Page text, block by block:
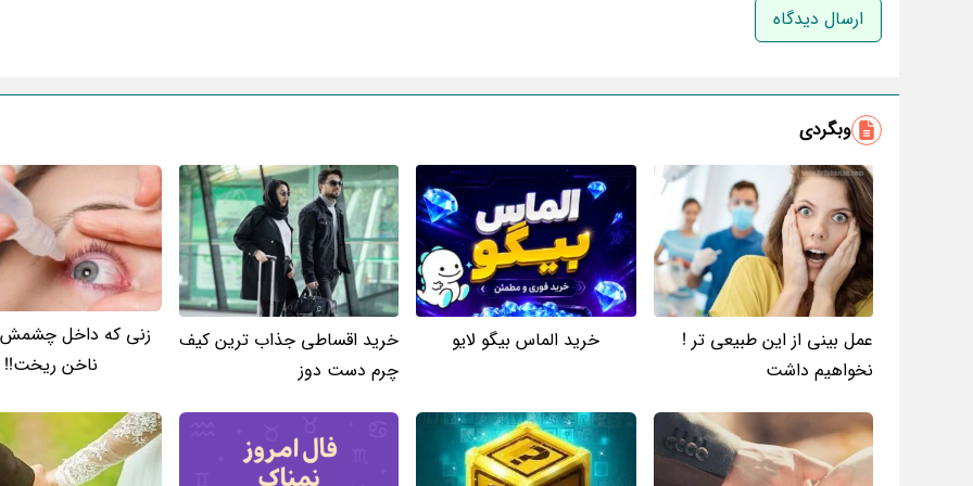
وبگردی
عمل بینی از این طبیعی تر !
نخواهیم داشت
خرید الماس بیگو لایو
خرید اقساطی جذاب ترین کیف
چرم دست دوز
زنی که داخل
ناخن ریخت!!